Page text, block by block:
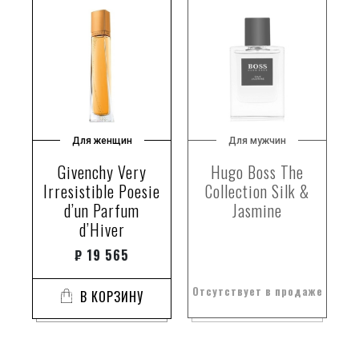
ванильный сахар
вареное сгущенное молоко
василек
велвион™
вербена лимонная
вербена лимонная и нероли
вереск
ветивер и пачули.
Для женщин
Givenchy Very
Irresistible Poesie
d’un Parfum
d’Hiver
₽ 19 565
В КОРЗИНУ
Для мужчин
Hugo Boss The
Collection Silk &
Jasmine
Отсутствует в продаже